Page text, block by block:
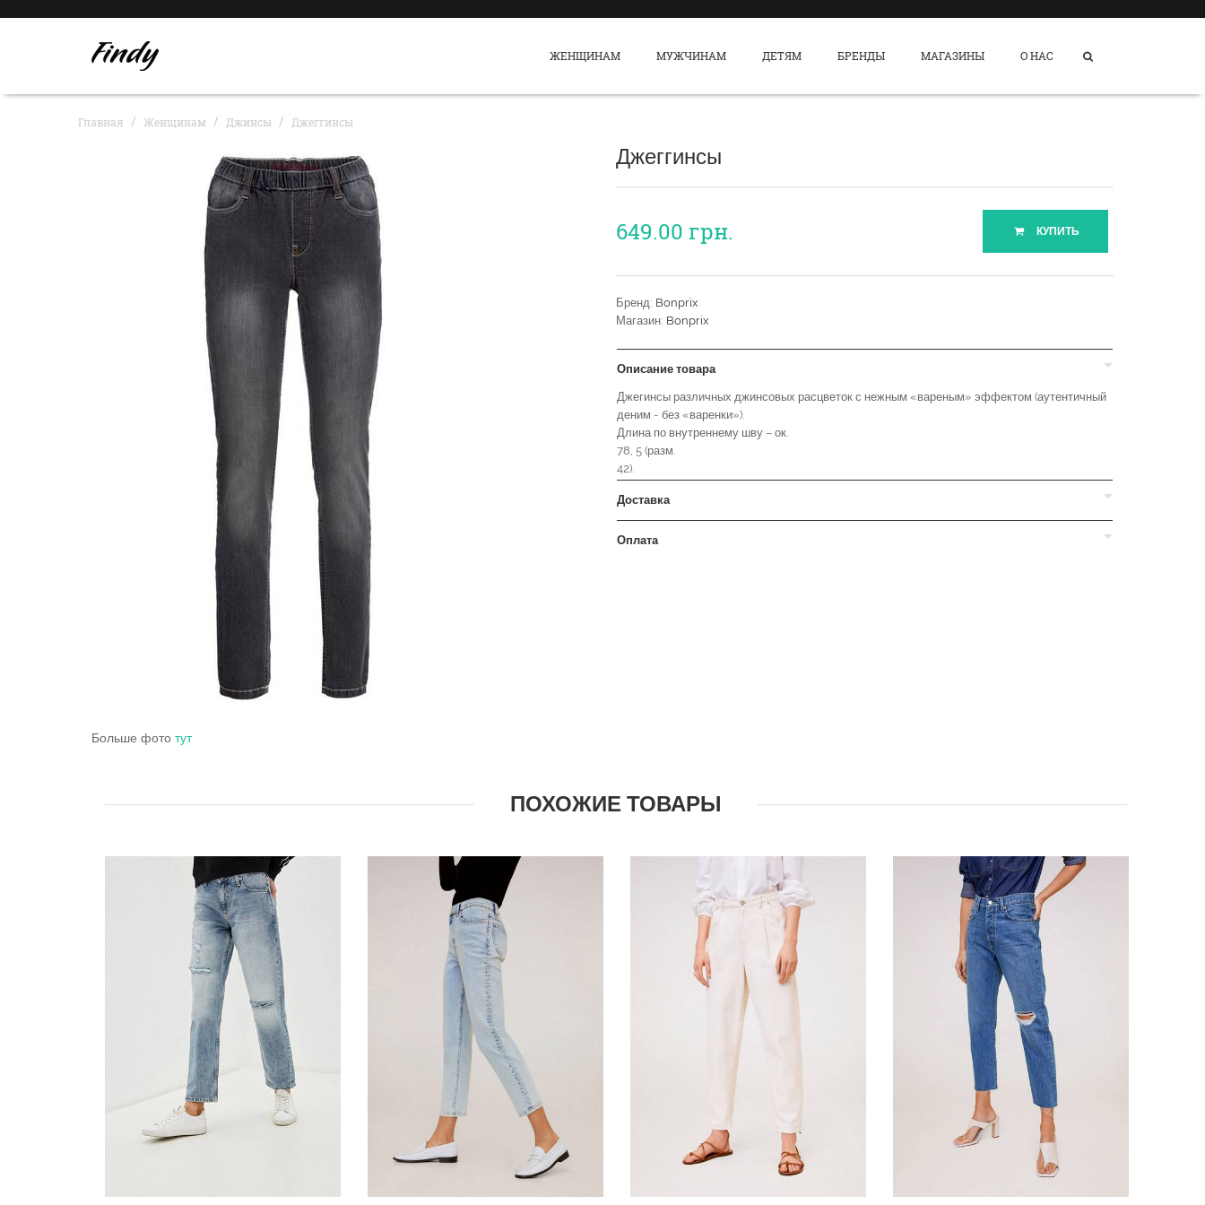
ЖЕНЩИНАМ МУЖЧИНАМ ДЕТЯМ БРЕНДЫ МАГАЗИНЫ О НАС
Главная Женщинам Джинсы Джеггинсы
Больше фото тут
Джеггинсы
649.00 грн. КУПИТЬ
Бренд: Bonprix
Магазин: Bonprix
Описание товара
Джегинсы различных джинсовых расцветок с нежным «вареным» эффектом (аутентичный
деним - без «варенки»).
Длина по внутреннему шву – ок.
78, 5 (разм.
42).
Доставка
Оплата
ПОХОЖИЕ ТОВАРЫ